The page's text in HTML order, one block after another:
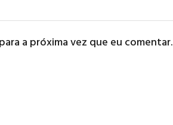
a próxima vez que eu comentar.